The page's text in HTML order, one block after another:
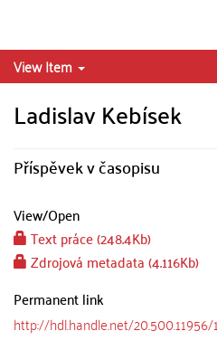
View Item
Ladislav Kebísek
Příspěvek v časopisu
View/Open
Text práce (248.4Kb)
Zdrojová metadata (4.116Kb)
Permanent link
http://hdl.handle.net/20.500.11956/